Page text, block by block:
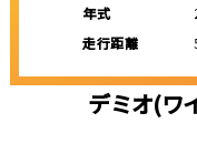
年式
走行距離
デミオ(ワ